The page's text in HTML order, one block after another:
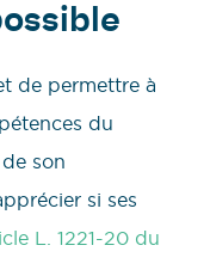
de permettre à
du
son
si ses
L. 1221-20 du